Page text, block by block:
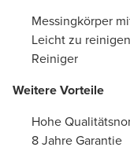
Messingkörper
Leicht zu
Reiniger
Weitere Vorteile
Hohe
8 Jahre Garantie